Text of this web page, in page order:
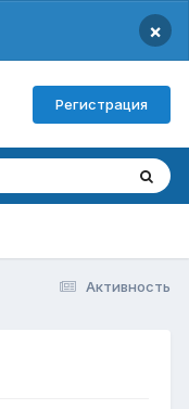
×
Регистрация
Активность